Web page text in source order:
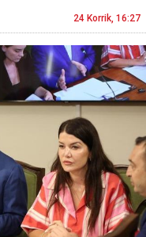
24 Korrik, 16:27